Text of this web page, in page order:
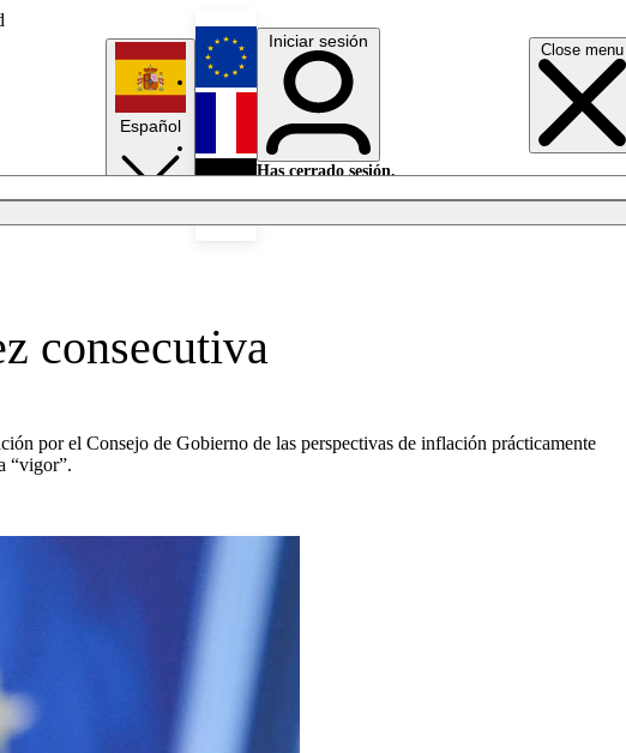
Close menu
Español
English
Français
Iniciar sesión
Has cerrado sesión.
consecutiva
por el Consejo de Gobierno de las perspectivas de inflación prácticamente
“vigor”.